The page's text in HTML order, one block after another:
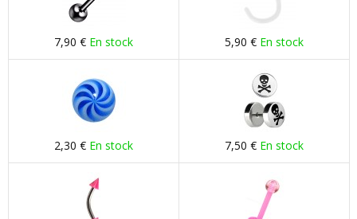
7,90 € En stock 5,90 € En stock
2,30 € En stock 7,50 € En stock